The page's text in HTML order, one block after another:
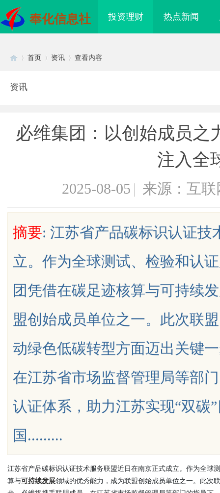
奉化信息社 投资理财 热点新闻
uz
首页 资讯 查看内容
资讯
必维集团：以创始成员之
注入全
2025-08-05 | 来源：互联
摘要: 江苏省产品碳标识认证技
立。作为全球测试、检验和认
团凭借在碳足迹核算与可持续
盟创始成员单位之一。此次联
动绿色低碳转型方面迈出关键
在江苏省市场监督管理局等部
认证体系，助力江苏实现“双碳
国.........
江苏省产品碳标识认证技术服务联盟近日在南京正式成立。作为全球
算与可持续发展领域的优秀能力，成为联盟创始成员单位之一。此次